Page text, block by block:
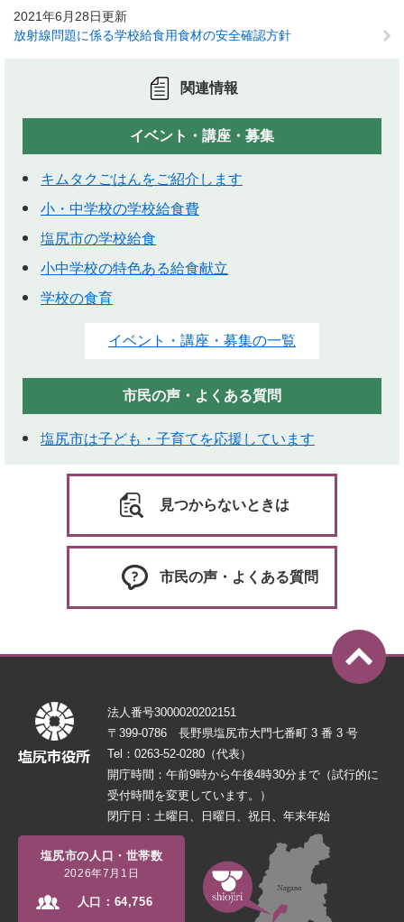
2021年6月28日更新
放射線問題に係る学校給食用食材の安全確認方針
関連情報
イベント・講座・募集
キムタクごはんをご紹介します
小・中学校の学校給食費
塩尻市の学校給食
小中学校の特色ある給食献立
学校の食育
イベント・講座・募集の一覧
市民の声・よくある質問
塩尻市は子ども・子育てを応援しています
見つからないときは
市民の声・よくある質問
法人番号3000020202151
〒399-0786 長野県塩尻市大門七番町 3 番 3 号
Tel：0263-52-0280（代表）
開庁時間：午前9時から午後4時30分まで（試行的に
受付時間を変更しています。）
閉庁日：土曜日、日曜日、祝日、年末年始
塩尻市の人口・世帯数
2026年7月1日
人口： 64,756